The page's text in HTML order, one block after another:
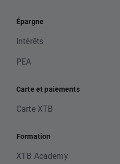
Épargne
Intérêts
PEA
Carte et paiements
Carte XTB
Formation
XTB Academy